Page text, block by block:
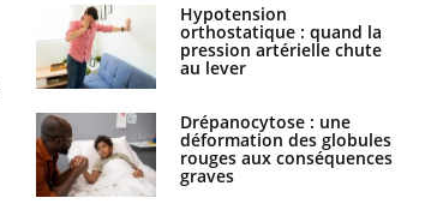
Hypotension
orthostatique : quand la
pression artérielle chute
au lever
Drépanocytose : une
déformation des globules
rouges aux conséquences
graves